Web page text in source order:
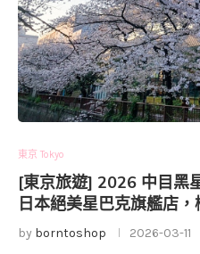
東京 Tokyo
[東京旅遊] 2026 中目黑
日本絕美星巴克旗艦店
by borntoshop 2026-03-11